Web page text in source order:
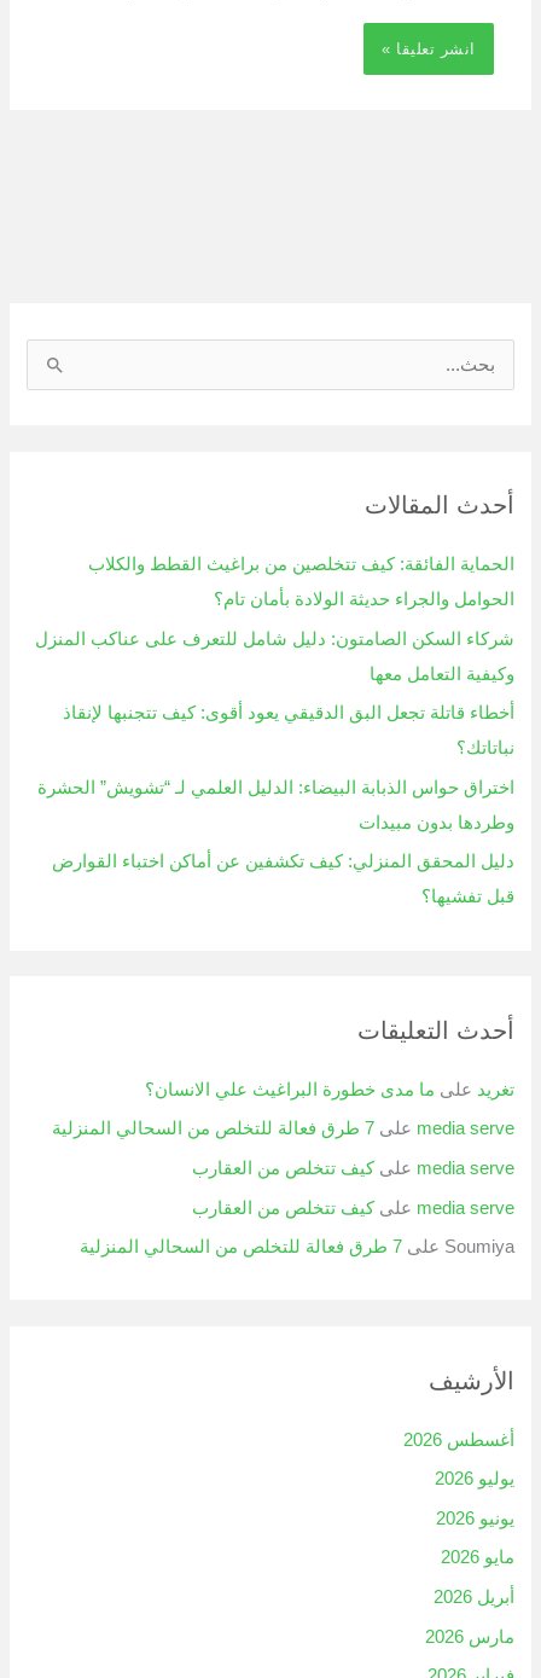
ثأحدث المقالات
الحماية الفائقة: كيف تتخلصين من براغيث القطط والكلاب
الحوامل والجراء حديثة الولادة بأمان تام؟
شركاء السكن الصامتون: دليل شامل للتعرف على عناكب المنزل
وكيفية التعامل معها
أخطاء قاتلة تجعل البق الدقيقي يعود أقوى: كيف تتجنبها لإنقاذ
نباتاتك؟
اختراق حواس الذبابة البيضاء: الدليل العلمي لـ “تشويش” الحشرة
وطردها بدون مبيدات
دليل المحقق المنزلي: كيف تكشفين عن أماكن اختباء القوارض
قبل تفشيها؟
أحدث التعليقات
تغريد على ما مدى خطورة البراغيث علي الانسان؟
media serve على7 طرق فعالة للتخلص من السحالي المنزلية
media serve علىكيف تتخلص من العقارب
media serve علىكيف تتخلص من العقارب
Soumiya على7 طرق فعالة للتخلص من السحالي المنزلية
الأرشيف
أغسطس 2026
يوليو 2026
يونيو 2026
مايو 2026
أبريل 2026
مارس 2026